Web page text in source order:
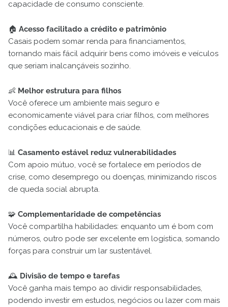
capacidade de consumo consciente.
🏠 Acesso facilitado a crédito e patrimônio
Casais podem somar renda para financiamentos,
tornando mais fácil adquirir bens como imóveis e veículos
que seriam inalcançáveis sozinho.
👶 Melhor estrutura para filhos
Você oferece um ambiente mais seguro e
economicamente viável para criar filhos, com melhores
condições educacionais e de saúde.
📊 Casamento estável reduz vulnerabilidades
Com apoio mútuo, você se fortalece em períodos de
crise, como desemprego ou doenças, minimizando riscos
de queda social abrupta.
🧩 Complementaridade de competências
Você compartilha habilidades: enquanto um é bom com
números, outro pode ser excelente em logística, somando
forças para construir um lar sustentável.
🕰️ Divisão de tempo e tarefas
Você ganha mais tempo ao dividir responsabilidades,
podendo investir em estudos, negócios ou lazer com mais